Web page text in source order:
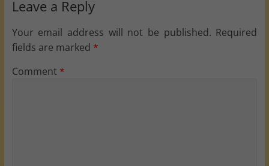
Leave a Reply
Your email address will not be published. Required
fields are marked *
Comment *